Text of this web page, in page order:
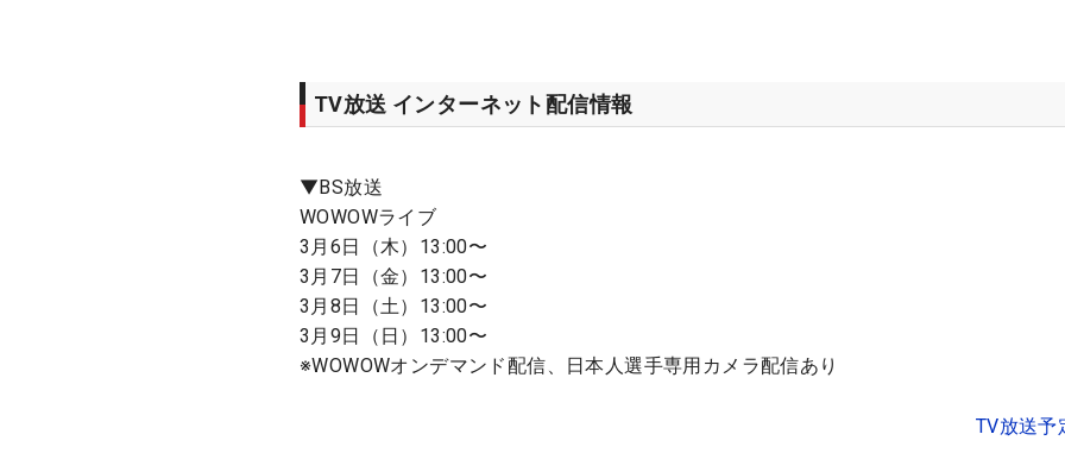
TV放送 インターネット配信情報
▼BS放送
WOWOWライブ
3月6日（木）13:00〜
3月7日（金）13:00〜
3月8日（土）13:00〜
3月9日（日）13:00〜
※WOWOWオンデマンド配信、日本人選手専用カメラ配信あり
TV放送予